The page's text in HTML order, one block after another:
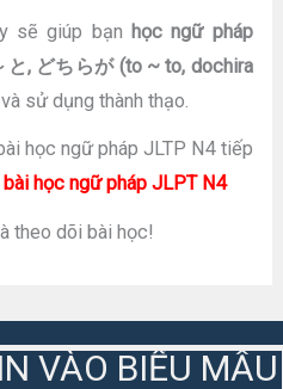
sẽ giúp bạn học ngữ pháp
, どちらが (to ~ to, dochira
sử dụng thành thạo.
học ngữ pháp JLTP N4 tiếp
học ngữ pháp JLPT N4
theo dõi bài học!
VÀO BIỂU MẪU